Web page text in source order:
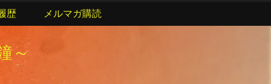
～
歴 メルマガ購読